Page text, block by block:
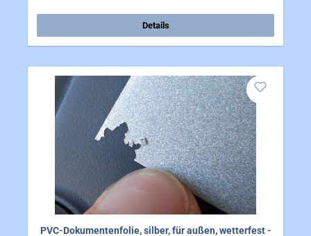
Details
PVC-Dokumentenfolie, silber, für außen, wetterfest -